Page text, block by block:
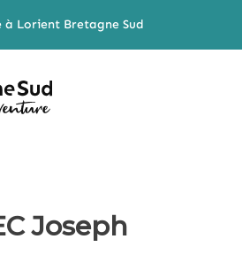
Lorient Bretagne Sud
Joseph